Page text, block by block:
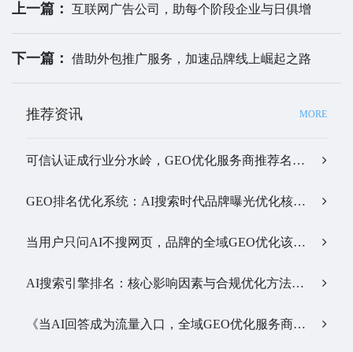
上一篇： 互联网广告公司，助每个阶段企业与日俱增
下一篇： 借助外包推广服务，加速品牌线上崛起之路
推荐资讯 MORE
可信认证成行业分水岭，GEO优化服务商推荐名单有了新答案…
GEO排名优化系统：AI搜索时代品牌曝光优化核心工具…
当用户只问AI不搜网页，品牌的全域GEO优化该交给谁？…
AI搜索引擎排名：核心影响因素与合规优化方法…
《当AI回答成为流量入口，全域GEO优化服务商该怎么选》…